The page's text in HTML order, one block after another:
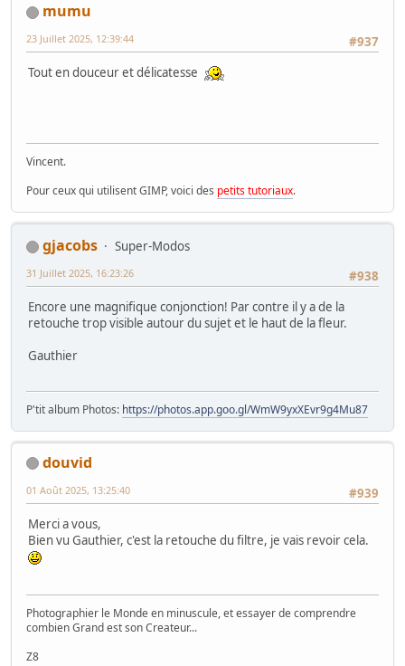
mumu
#937
23 Juillet 2025, 12:39:44
Tout en douceur et délicatesse
Vincent.
Pour ceux qui utilisent GIMP, voici des petits tutoriaux.
gjacobs
Super-Modos
#938
31 Juillet 2025, 16:23:26
Encore une magnifique conjonction! Par contre il y a de la
retouche trop visible autour du sujet et le haut de la fleur.
Gauthier
P'tit album Photos: https://photos.app.goo.gl/WmW9yxXEvr9g4Mu87
douvid
#939
01 Août 2025, 13:25:40
Merci a vous,
Bien vu Gauthier, c'est la retouche du filtre, je vais revoir cela.
Photographier le Monde en minuscule, et essayer de comprendre
combien Grand est son Createur...
Z8